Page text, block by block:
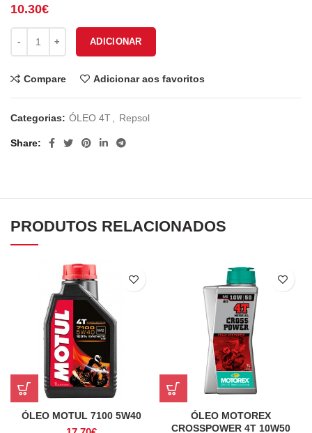
10.30€
ADICIONAR
Compare Adicionar aos favoritos
Categorias: ÓLEO 4T, Repsol
Share
PRODUTOS RELACIONADOS
ÓLEO MOTUL 7100 5W40
ÓLEO MOTOREX
CROSSPOWER 4T 10W50